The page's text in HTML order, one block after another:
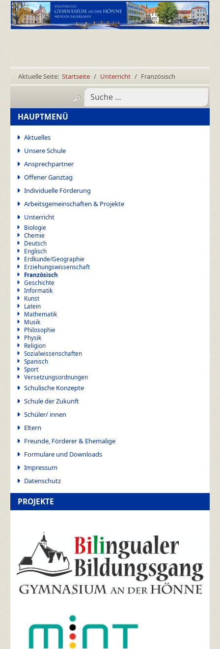
Aktuelle Seite: Startseite Unterricht Französisch
HAUPTMENÜ
Aktuelles
Unsere Schule
Ansprechpartner
Offener Ganztag
Individuelle Förderung
Arbeitsgemeinschaften & Projekte
Unterricht
Biologie
Chemie
Deutsch
Englisch
Erdkunde/Geographie
Erziehungswissenschaft
Französisch
Geschichte
Informatik
Kunst
Latein
Mathematik
Musik
Philosophie
Physik
Religion
Sozialwissenschaften
Spanisch
Sport
Versetzungsordnungen
Schulische Konzepte
Schule der Zukunft
Schüler/ innen
Eltern
Freunde, Förderer & Ehemalige
Formulare und Downloads
Impressum
Datenschutz
PROJEKTE